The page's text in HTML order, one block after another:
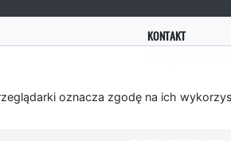
oznacza zgodę na ich
KONTAKT